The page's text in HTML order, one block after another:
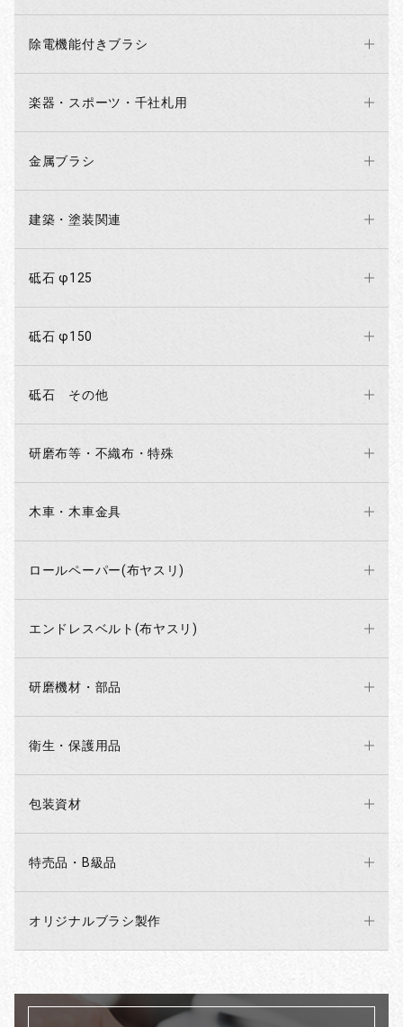
除電機能付きブラシ
楽器・スポーツ・千社札用
金属ブラシ
建築・塗装関連
砥石 φ125
砥石 φ150
砥石 その他
研磨布等・不織布・特殊
木車・木車金具
ロールペーパー(布ヤスリ)
エンドレスベルト(布ヤスリ)
研磨機材・部品
衛生・保護用品
包装資材
特売品・B級品
オリジナルブラシ製作